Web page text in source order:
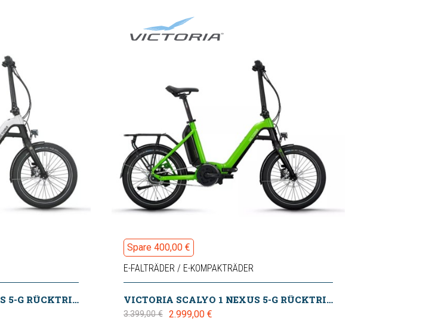
VICTORIA SCALYO 1 NEXUS 5-G RÜCKTRITT IVORY-WHITE (400WH) 2024
Spare 400,00 €
E-FALTRÄDER / E-KOMPAKTRÄDER
VICTORIA SCALYO 1 NEXUS 5-G RÜCKTRITT SPEED-GREEN (400WH) 2024
3.399,00 € 2.999,00 €